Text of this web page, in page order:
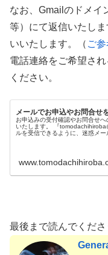
なお、Gmailのドメイ
等）にて返信いたし
いいたします。（ ご
電話連絡をご希望さ
ください。
メールでお申込やお問合せ
お申込みの受付確認やお問合せ
いたします。 『
ルを受信できるように、迷惑メー
最後まで読んでくだ